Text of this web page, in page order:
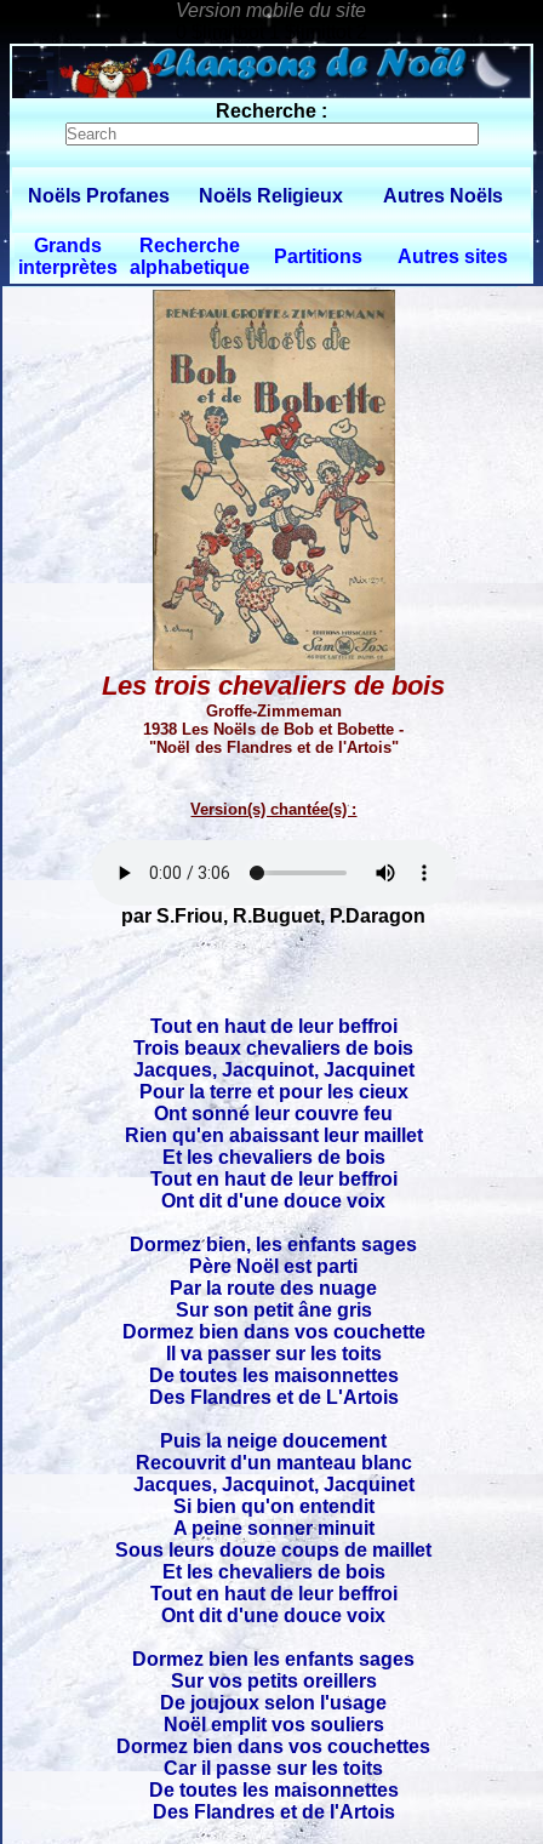
0 $limitbot 1 $limittot 2
Recherche :
Noëls Profanes Noëls Religieux Autres Noëls
Grands
interprètes
Recherche
alphabetique
Partitions Autres sites
Les trois chevaliers de bois
Groffe-Zimmeman
1938 Les Noëls de Bob et Bobette -
"Noël des Flandres et de l'Artois"
Version(s) chantée(s) :
par S.Friou, R.Buguet, P.Daragon
Tout en haut de leur beffroi
Trois beaux chevaliers de bois
Jacques, Jacquinot, Jacquinet
Pour la terre et pour les cieux
Ont sonné leur couvre feu
Rien qu'en abaissant leur maillet
Et les chevaliers de bois
Tout en haut de leur beffroi
Ont dit d'une douce voix
Dormez bien, les enfants sages
Père Noël est parti
Par la route des nuage
Sur son petit âne gris
Dormez bien dans vos couchette
Il va passer sur les toits
De toutes les maisonnettes
Des Flandres et de L'Artois
Puis la neige doucement
Recouvrit d'un manteau blanc
Jacques, Jacquinot, Jacquinet
Si bien qu'on entendit
A peine sonner minuit
Sous leurs douze coups de maillet
Et les chevaliers de bois
Tout en haut de leur beffroi
Ont dit d'une douce voix
Dormez bien les enfants sages
Sur vos petits oreillers
De joujoux selon l'usage
Noël emplit vos souliers
Dormez bien dans vos couchettes
Car il passe sur les toits
De toutes les maisonnettes
Des Flandres et de l'Artois